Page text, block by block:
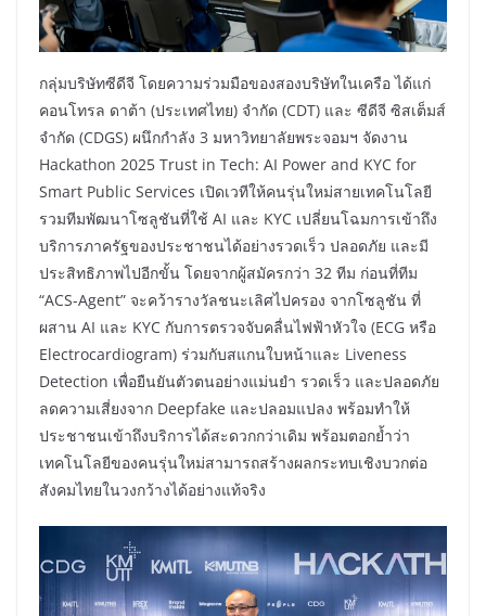
กลุ่มบริษัทซีดีจี โดยความร่วมมือของสองบริษัทในเครือ ได้แก่
คอนโทรล ดาต้า (ประเทศไทย) จำกัด (CDT) และ ซีดีจี ซิสเต็มส์
จำกัด (CDGS) ผนึกกำลัง 3 มหาวิทยาลัยพระจอมฯ จัดงาน
Hackathon 2025 Trust in Tech: AI Power and KYC for
Smart Public Services เปิดเวทีให้คนรุ่นใหม่สายเทคโนโลยี
รวมทีมพัฒนาโซลูชันที่ใช้ AI และ KYC เปลี่ยนโฉมการเข้าถึง
บริการภาครัฐของประชาชนได้อย่างรวดเร็ว ปลอดภัย และมี
ประสิทธิภาพไปอีกขั้น โดยจากผู้สมัครกว่า 32 ทีม ก่อนที่ทีม
“ACS-Agent” จะคว้ารางวัลชนะเลิศไปครอง จากโซลูชัน ที่
ผสาน AI และ KYC กับการตรวจจับคลื่นไฟฟ้าหัวใจ (ECG หรือ
Electrocardiogram) ร่วมกับสแกนใบหน้าและ Liveness
Detection เพื่อยืนยันตัวตนอย่างแม่นยำ รวดเร็ว และปลอดภัย
ลดความเสี่ยงจาก Deepfake และปลอมแปลง พร้อมทำให้
ประชาชนเข้าถึงบริการได้สะดวกกว่าเดิม พร้อมตอกย้ำว่า
เทคโนโลยีของคนรุ่นใหม่สามารถสร้างผลกระทบเชิงบวกต่อ
สังคมไทยในวงกว้างได้อย่างแท้จริง